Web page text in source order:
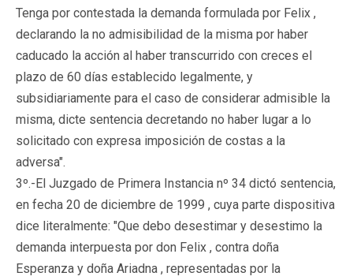
Tenga por contestada la demanda formulada por Felix ,
declarando la no admisibilidad de la misma por haber
caducado la acción al haber transcurrido con creces el
plazo de 60 días establecido legalmente, y
subsidiariamente para el caso de considerar admisible la
misma, dicte sentencia decretando no haber lugar a lo
solicitado con expresa imposición de costas a la
adversa".
3º.-El Juzgado de Primera Instancia nº 34 dictó sentencia,
en fecha 20 de diciembre de 1999 , cuya parte dispositiva
dice literalmente: "Que debo desestimar y desestimo la
demanda interpuesta por don Felix , contra doña
Esperanza y doña Ariadna , representadas por la